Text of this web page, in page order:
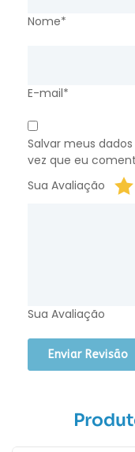
Nome*
E-mail*
Salvar meus
vez que eu
Sua Avaliação
Sua Avaliação